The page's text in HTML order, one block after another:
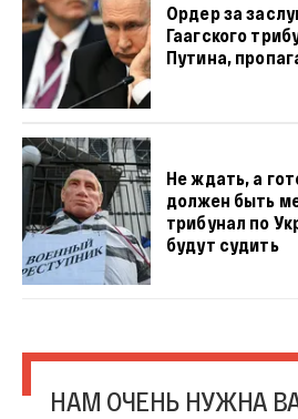
Ордер за
Гаагского
Путина,
Не ждать, а
должен быть
трибунал по
будут судить
НАМ ОЧЕНЬ НУЖНА